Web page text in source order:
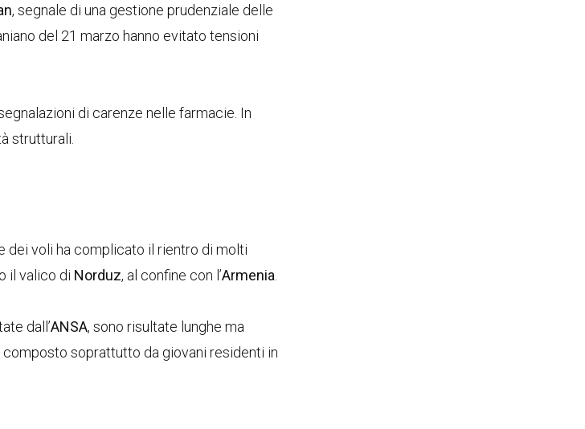
, segnale di una gestione prudenziale delle
del 21 marzo hanno evitato tensioni
di carenze nelle farmacie. In
strutturali.
dei voli ha complicato il rientro di molti
il valico di Norduz, al confine con l’Armenia
dall’ANSA, sono risultate lunghe ma
soprattutto da giovani residenti in